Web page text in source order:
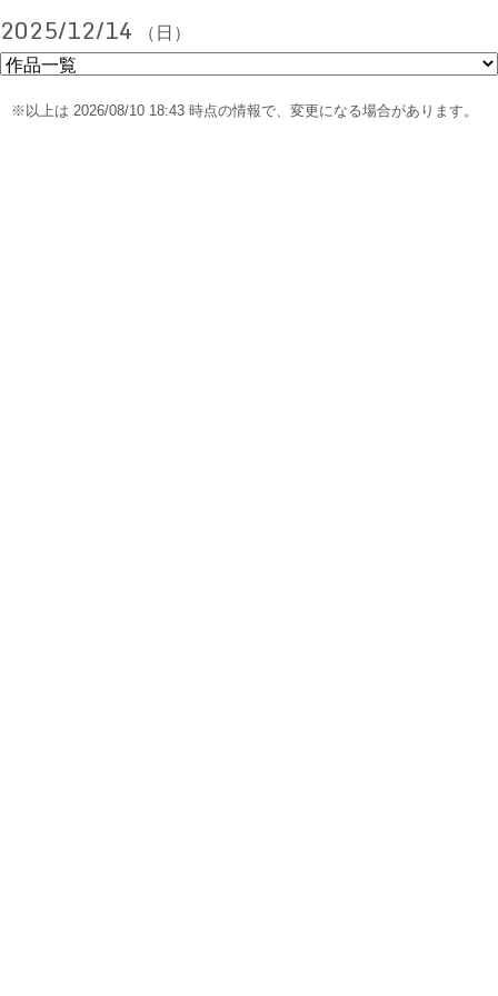
2025/12/14 （日）
※以上は 2026/08/10 18:43 時点の情報で、変更になる場合があります。